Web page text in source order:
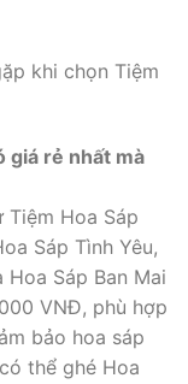
khi chọn Tiệm
giá rẻ nhất mà
Tiệm Hoa Sáp
Sáp Tình Yêu,
Hoa Sáp Ban Mai
VNĐ, phù hợp
bảo hoa sáp
thể ghé Hoa